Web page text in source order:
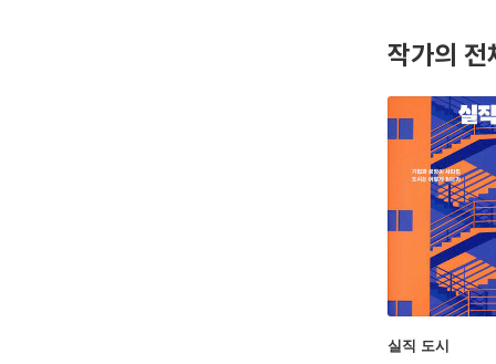
작가의 전
실직 도시